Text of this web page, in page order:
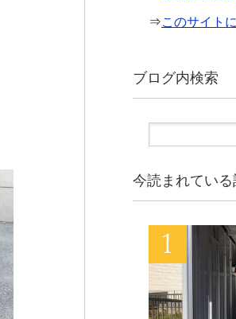
⇒このサイト
ブログ内検索
今読まれている